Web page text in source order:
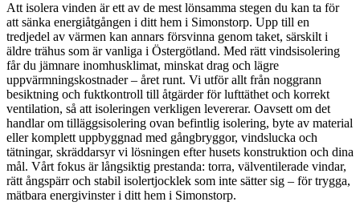
Att isolera vinden är ett av de mest lönsamma stegen du kan ta för
att sänka energiåtgången i ditt hem i Simonstorp. Upp till en
tredjedel av värmen kan annars försvinna genom taket, särskilt i
äldre trähus som är vanliga i Östergötland. Med rätt vindsisolering
får du jämnare inomhusklimat, minskat drag och lägre
uppvärmningskostnader – året runt. Vi utför allt från noggrann
besiktning och fuktkontroll till åtgärder för lufttäthet och korrekt
ventilation, så att isoleringen verkligen levererar. Oavsett om det
handlar om tilläggsisolering ovan befintlig isolering, byte av material
eller komplett uppbyggnad med gångbryggor, vindslucka och
tätningar, skräddarsyr vi lösningen efter husets konstruktion och dina
mål. Vårt fokus är långsiktig prestanda: torra, välventilerade vindar,
rätt ångspärr och stabil isolertjocklek som inte sätter sig – för trygga,
mätbara energivinster i ditt hem i Simonstorp.